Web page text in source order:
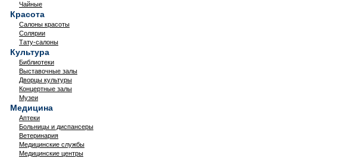
Чайные
Красота
Салоны красоты
Солярии
Тату-салоны
Культура
Библиотеки
Выставочные залы
Дворцы культуры
Концертные залы
Музеи
Медицина
Аптеки
Больницы и диспансеры
Ветеринария
Медицинские службы
Медицинские центры